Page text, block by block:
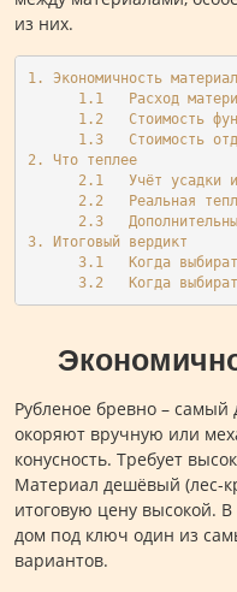
из них.
1. Экономичность
1.1   Расход
1.2   Стоимость
1.3   Стоимость
2. Что теплее
2.1   Учёт усадки
2.2   Реальная
2.3
3. Итоговый вердикт
3.1   Когда
3.2   Когда
Рубленое бревно –
окоряют вручную или
конусность. Требует
Материал дешёвый (лес-
итоговую цену высокой.
дом под ключ один из
вариантов.